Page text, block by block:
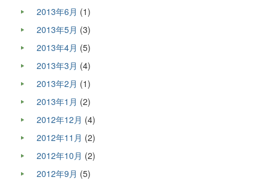
2013年6月 (1)
2013年5月 (3)
2013年4月 (5)
2013年3月 (4)
2013年2月 (1)
2013年1月 (2)
2012年12月 (4)
2012年11月 (2)
2012年10月 (2)
2012年9月 (5)